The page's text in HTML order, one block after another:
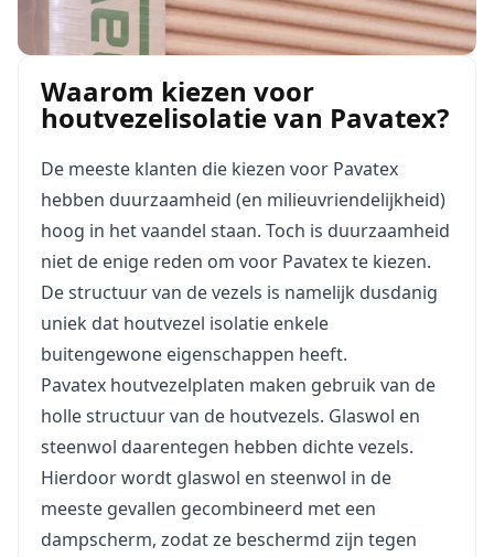
Waarom kiezen voor
houtvezelisolatie van Pavatex?
De meeste klanten die kiezen voor Pavatex
hebben duurzaamheid (en milieuvriendelijkheid)
hoog in het vaandel staan. Toch is duurzaamheid
niet de enige reden om voor Pavatex te kiezen.
De structuur van de vezels is namelijk dusdanig
uniek dat houtvezel isolatie enkele
buitengewone eigenschappen heeft.
Pavatex houtvezelplaten maken gebruik van de
holle structuur van de houtvezels. Glaswol en
steenwol daarentegen hebben dichte vezels.
Hierdoor wordt glaswol en steenwol in de
meeste gevallen gecombineerd met een
dampscherm, zodat ze beschermd zijn tegen